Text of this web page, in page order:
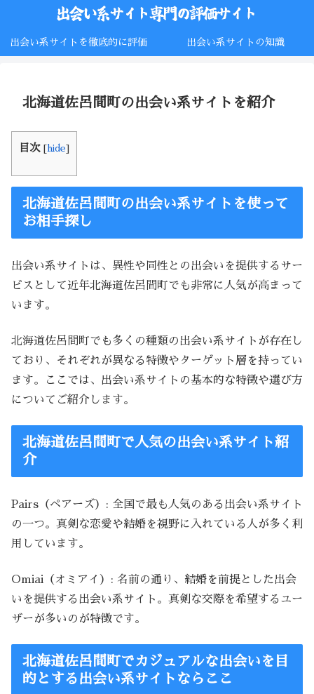
出会い系サイトを徹底的に評価 出会い系サイトの知識
北海道佐呂間町の出会い系サイトを紹介
目次 [ hide]
北海道佐呂間町の出会い系サイトを使って
お相手探し
出会い系サイトは、異性や同性との出会いを提供するサー
ビスとして近年北海道佐呂間町でも非常に人気が高まって
います。
北海道佐呂間町でも多くの種類の出会い系サイトが存在し
ており、それぞれが異なる特徴やターゲット層を持ってい
ます。ここでは、出会い系サイトの基本的な特徴や選び方
についてご紹介します。
北海道佐呂間町で人気の出会い系サイト紹
介
Pairs（ペアーズ）: 全国で最も人気のある出会い系サイト
の一つ。真剣な恋愛や結婚を視野に入れている人が多く利
用しています。
Omiai（オミアイ）: 名前の通り、結婚を前提とした出会
いを提供する出会い系サイト。真剣な交際を希望するユー
ザーが多いのが特徴です。
北海道佐呂間町でカジュアルな出会いを目
的とする出会い系サイトならここ